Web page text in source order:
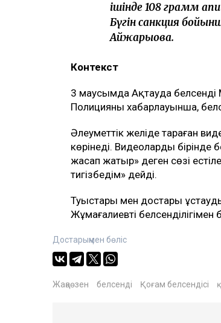
ішінде 108 грамм
Бүгін санкция
Айжарықова.
Контекст
3 маусымда Ақтауда белсенді
Полицияның хабарлауынша,
Әлеуметтік желіде тараған
көрінеді. Видеолардың
жасап жатыр» деген сөзі
тигізбедім» дейді.
Туыстары мен достары
Жұмағалиевтің
Достарыңмен бөліс
Жаңаөзен белсенді Қоғам белсендісі